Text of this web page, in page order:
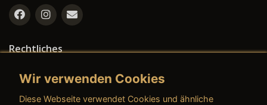
Rechtliches
Wir verwenden Cookies
Diese Webseite verwendet Cookies und ähnliche